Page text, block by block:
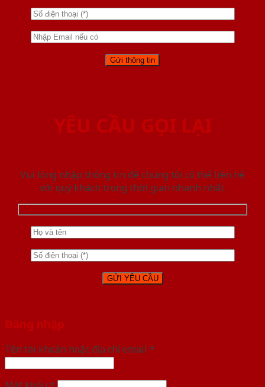
YÊU CẦU GỌI LẠI
Vui lòng nhập thông tin để chúng tôi có thể liên hệ
với quý khách trong thời gian nhanh nhất.
Đăng nhập
Tên tài khoản hoặc địa chỉ email *